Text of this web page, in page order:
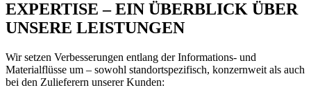
EXPERTISE – EIN ÜBERBLICK ÜBER
UNSERE LEISTUNGEN
Wir setzen Verbesserungen entlang der Informations- und
Materialflüsse um – sowohl standortspezifisch, konzernweit als auch
bei den Zulieferern unserer Kunden: